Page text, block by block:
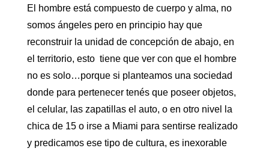
El hombre está compuesto de cuerpo y alma, no
somos ángeles pero en principio hay que
reconstruir la unidad de concepción de abajo, en
el territorio, esto tiene que ver con que el hombre
no es solo…porque si planteamos una sociedad
donde para pertenecer tenés que poseer objetos,
el celular, las zapatillas el auto, o en otro nivel la
chica de 15 o irse a Miami para sentirse realizado
y predicamos ese tipo de cultura, es inexorable